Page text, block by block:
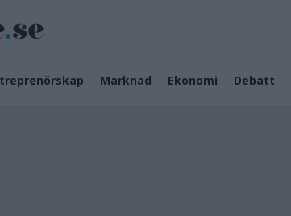
Marknad Ekonomi Debatt